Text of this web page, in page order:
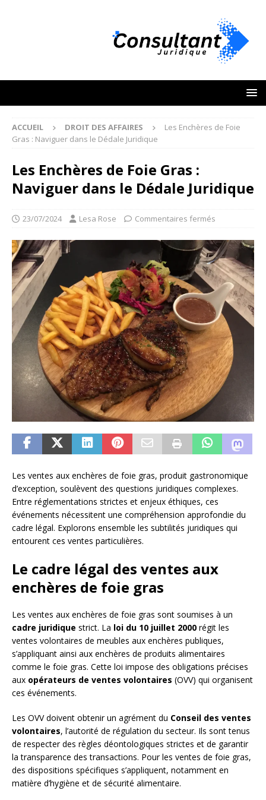
ACCUEIL DROIT DES AFFAIRES
Les Enchères de Foie
Gras : Naviguer dans le Dédale Juridique
Les Enchères de Foie Gras :
Naviguer dans le Dédale Juridique
23/07/2024 Lesa Rose Commentaires fermés
Les ventes aux enchères de foie gras, produit gastronomique
d’exception, soulèvent des questions juridiques complexes.
Entre réglementations strictes et enjeux éthiques, ces
événements nécessitent une compréhension approfondie du
cadre légal. Explorons ensemble les subtilités juridiques qui
entourent ces ventes particulières.
Le cadre légal des ventes aux
enchères de foie gras
Les ventes aux enchères de foie gras sont soumises à un
cadre juridique strict. La loi du 10 juillet 2000 régit les
ventes volontaires de meubles aux enchères publiques,
s’appliquant ainsi aux enchères de produits alimentaires
comme le foie gras. Cette loi impose des obligations précises
aux opérateurs de ventes volontaires (OVV) qui organisent
ces événements.
Les OVV doivent obtenir un agrément du Conseil des ventes
volontaires, l’autorité de régulation du secteur. Ils sont tenus
de respecter des règles déontologiques strictes et de garantir
la transparence des transactions. Pour les ventes de foie gras,
des dispositions spécifiques s’appliquent, notamment en
matière d’hygiène et de sécurité alimentaire.